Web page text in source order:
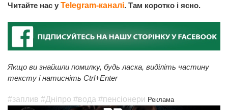
Читайте нас у Telegram-каналі. Там коротко і ясно.
Якщо ви знайшли помилку, будь ласка, виділіть частину
тексту і натисніть Ctrl+Enter
#заплив #Дніпро #вода #пенсіонери Реклама